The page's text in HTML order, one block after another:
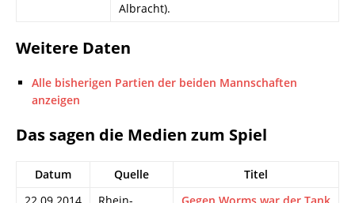
Albracht).
Weitere Daten
Alle bisherigen Partien der beiden Mannschaften
anzeigen
Das sagen die Medien zum Spiel
Datum Quelle
Titel